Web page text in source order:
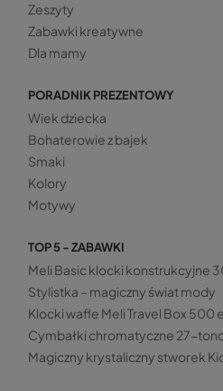
Zeszyty
Zabawki kreatywne
Dla mamy
PORADNIK PREZENTOWY
Wiek dziecka
Bohaterowie z bajek
Smaki
Kolory
Motywy
TOP 5 - ZABAWKI
Meli Basic klocki konstrukcyjne
Stylistka – magiczny świat mody
Klocki wafle Meli Travel Box 500
Cymbałki chromatyczne 27-
Magiczny krystaliczny stworek